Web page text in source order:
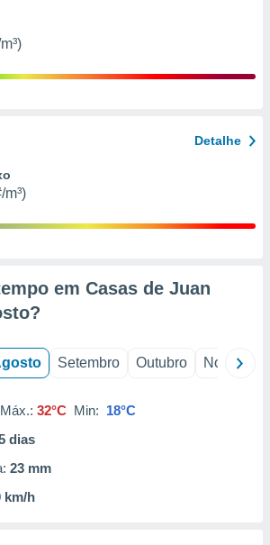
Detalhe
m³)
em Casas de Juan
?
Setembro Outubro Novembro
Máx.: 32°C Min: 18°C
dias
23 mm
km/h